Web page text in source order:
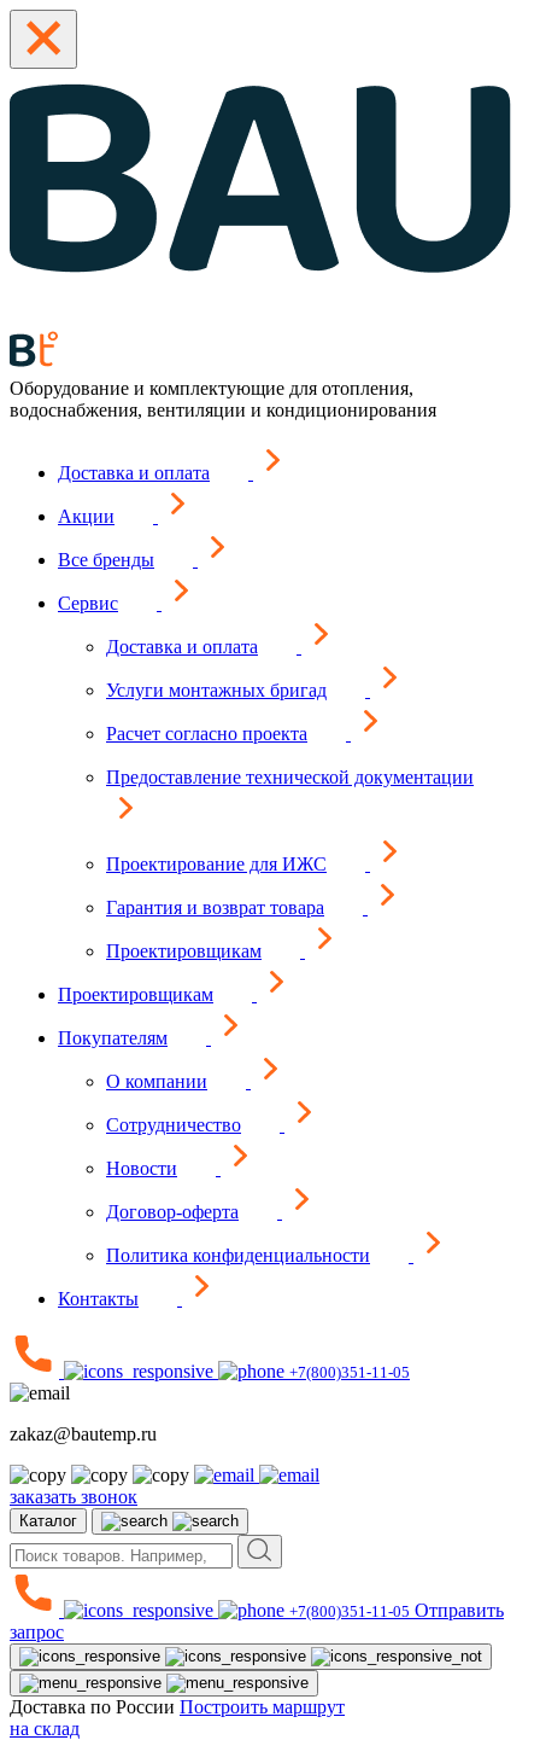
Оборудование и комплектующие для отопления,
водоснабжения, вентиляции и кондиционирования
Доставка и оплата
Акции
Все бренды
Сервис
Доставка и оплата
Услуги монтажных бригад
Расчет согласно проекта
Предоставление технической документации
Проектирование для ИЖС
Гарантия и возврат товара
Проектировщикам
Проектировщикам
Покупателям
О компании
Сотрудничество
Новости
Договор-оферта
Политика конфиденциальности
Контакты
+7(800)351-11-05
zakaz@bautemp.ru
заказать звонок
Каталог
+7(800)351-11-05 Отправить
запрос
Доставка по России Построить маршрут
на склад